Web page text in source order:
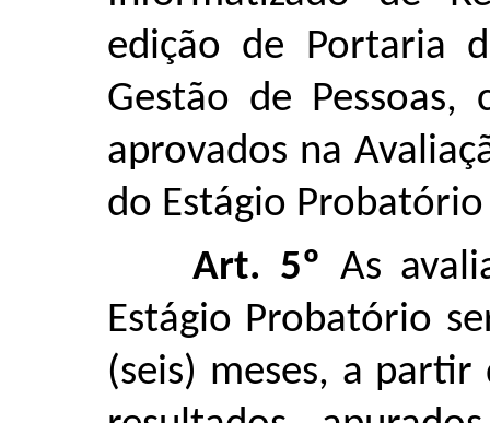
edição de Portaria
Gestão de Pessoas,
aprovados na
do Estágio
Art. 5º As
Estágio Probatório
(seis) meses, a partir